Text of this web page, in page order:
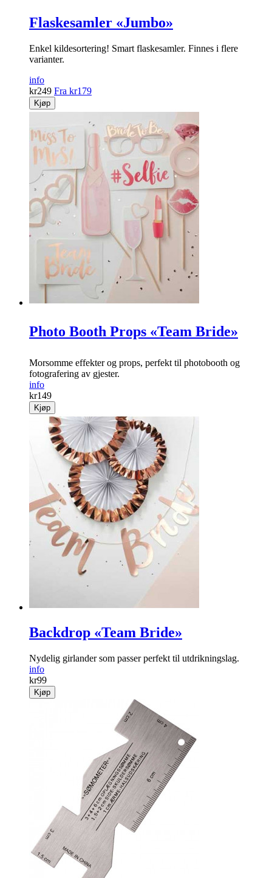
Flaskesamler «Jumbo»
Enkel kildesortering! Smart flaskesamler. Finnes i flere
varianter.
info
kr249 Fra kr179
Kjøp
Photo Booth Props «Team Bride»
Morsomme effekter og props, perfekt til photobooth og
fotografering av gjester.
info
kr149
Kjøp
Backdrop «Team Bride»
Nydelig girlander som passer perfekt til utdrikningslag.
info
kr99
Kjøp